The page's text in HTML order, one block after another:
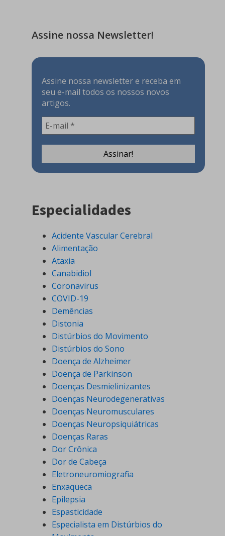
Assine nossa Newsletter!
Assine nossa newsletter e receba em
seu e-mail todos os nossos novos
artigos.
Especialidades
Acidente Vascular Cerebral
Alimentação
Ataxia
Canabidiol
Coronavirus
COVID-19
Demências
Distonia
Distúrbios do Movimento
Distúrbios do Sono
Doença de Alzheimer
Doença de Parkinson
Doenças Desmielinizantes
Doenças Neurodegenerativas
Doenças Neuromusculares
Doenças Neuropsiquiátricas
Doenças Raras
Dor Crônica
Dor de Cabeça
Eletroneuromiografia
Enxaqueca
Epilepsia
Espasticidade
Especialista em Distúrbios do